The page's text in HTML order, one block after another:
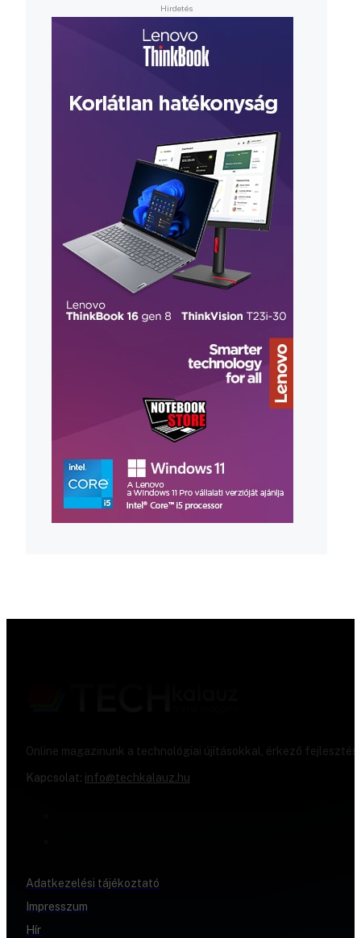
Online magazinunk a technológiai újításokkal, érkező
Kapcsolat: info@techkalauz.hu
Adatkezelési tájékoztató
Impresszum
Hír